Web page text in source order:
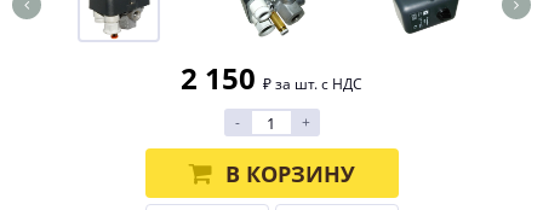
2 150 ₽ за шт. с НДС
-
+
В КОРЗИНУ